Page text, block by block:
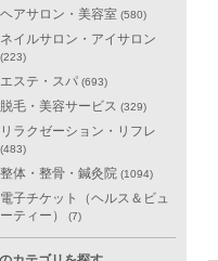
ヘアサロン・美容室 (580)
ネイルサロン・アイサロン
(223)
エステ・スパ (693)
脱毛・美容サービス (329)
リラクゼーション・リフレ
(483)
整体・整骨・鍼灸院 (1094)
電子チケット（ヘルス＆ビュ
ーティー）
(7)